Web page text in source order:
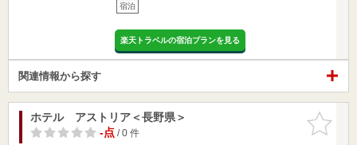
宿泊
楽天トラベルの宿泊プランを見る
関連情報から探す
お気に入
りに追加
ホテル アストリア＜長野県＞
-点/ 0 件